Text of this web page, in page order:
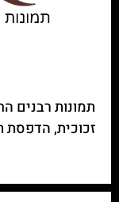
תמונות רבנים
זכוכית, הדפסת